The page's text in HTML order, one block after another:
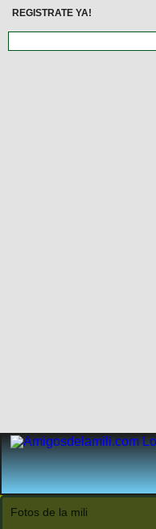
REGISTRATE YA!
Fotos de la mili